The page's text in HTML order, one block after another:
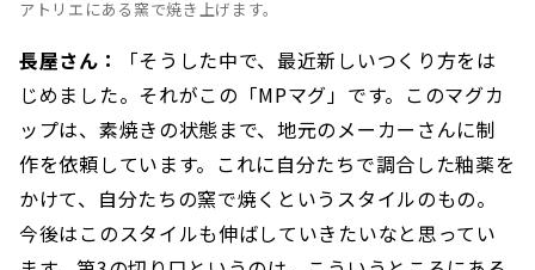
アトリエにある窯で焼き上げます。
長屋さん：
「そうした中で、最近新しいつくり方をは
じめました。それがこの「MPマグ」です。このマグカ
ップは、素焼きの状態まで、地元のメーカーさんに制
作を依頼しています。これに自分たちで調合した釉薬を
かけて、自分たちの窯で焼くというスタイルのもの。
今後はこのスタイルも伸ばしていきたいなと思ってい